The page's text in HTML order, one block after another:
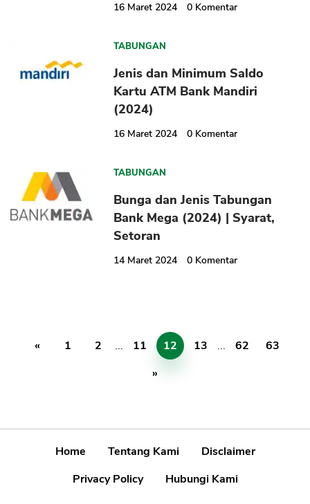
16 Maret 2024 0 Komentar
TABUNGAN
Jenis dan Minimum Saldo
Kartu ATM Bank Mandiri
(2024)
16 Maret 2024 0 Komentar
TABUNGAN
Bunga dan Jenis Tabungan
Bank Mega (2024) | Syarat,
Setoran
14 Maret 2024 0 Komentar
« 1 2 ... 11 12 13 ... 62
63
»
Home Tentang Kami
Disclaimer
Privacy Policy
Hubungi Kami